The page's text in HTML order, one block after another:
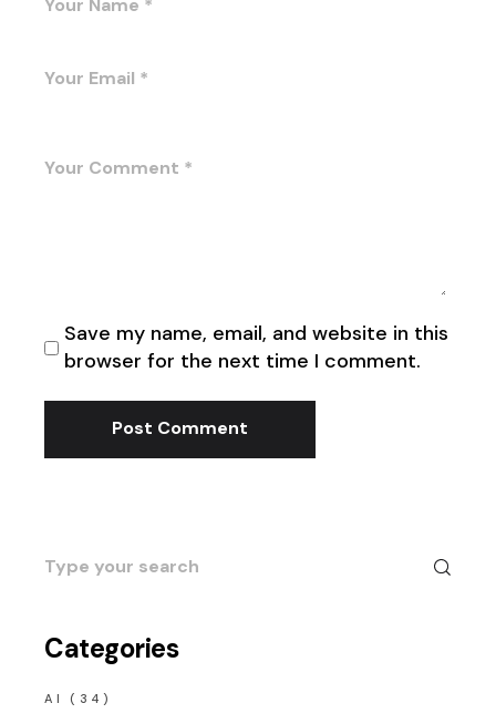
Save my name, email, and website in this
browser for the next time I comment.
Post Comment
Search
for:
Categories
AI (34)